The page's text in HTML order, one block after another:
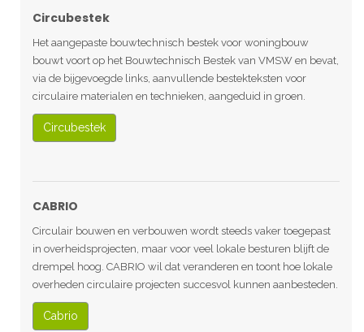
Circubestek
Het aangepaste bouwtechnisch bestek voor woningbouw
bouwt voort op het Bouwtechnisch Bestek van VMSW en bevat,
via de bijgevoegde links, aanvullende bestekteksten voor
circulaire materialen en technieken, aangeduid in groen.
Circubestek
CABRIO
Circulair bouwen en verbouwen wordt steeds vaker toegepast
in overheidsprojecten, maar voor veel lokale besturen blijft de
drempel hoog. CABRIO wil dat veranderen en toont hoe lokale
overheden circulaire projecten succesvol kunnen aanbesteden.
Cabrio